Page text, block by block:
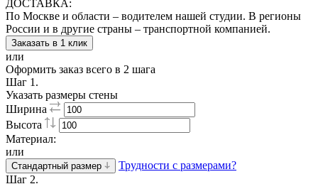
ДОСТАВКА:
По Москве и области – водителем нашей студии. В регионы
России и в другие страны – транспортной компанией.
Заказать в 1 клик
или
Оформить заказ всего в 2 шага
Шаг 1.
Указать размеры стены
Ширина
Высота
Материал:
или
Стандартный размер
Трудности с размерами?
Шаг 2.